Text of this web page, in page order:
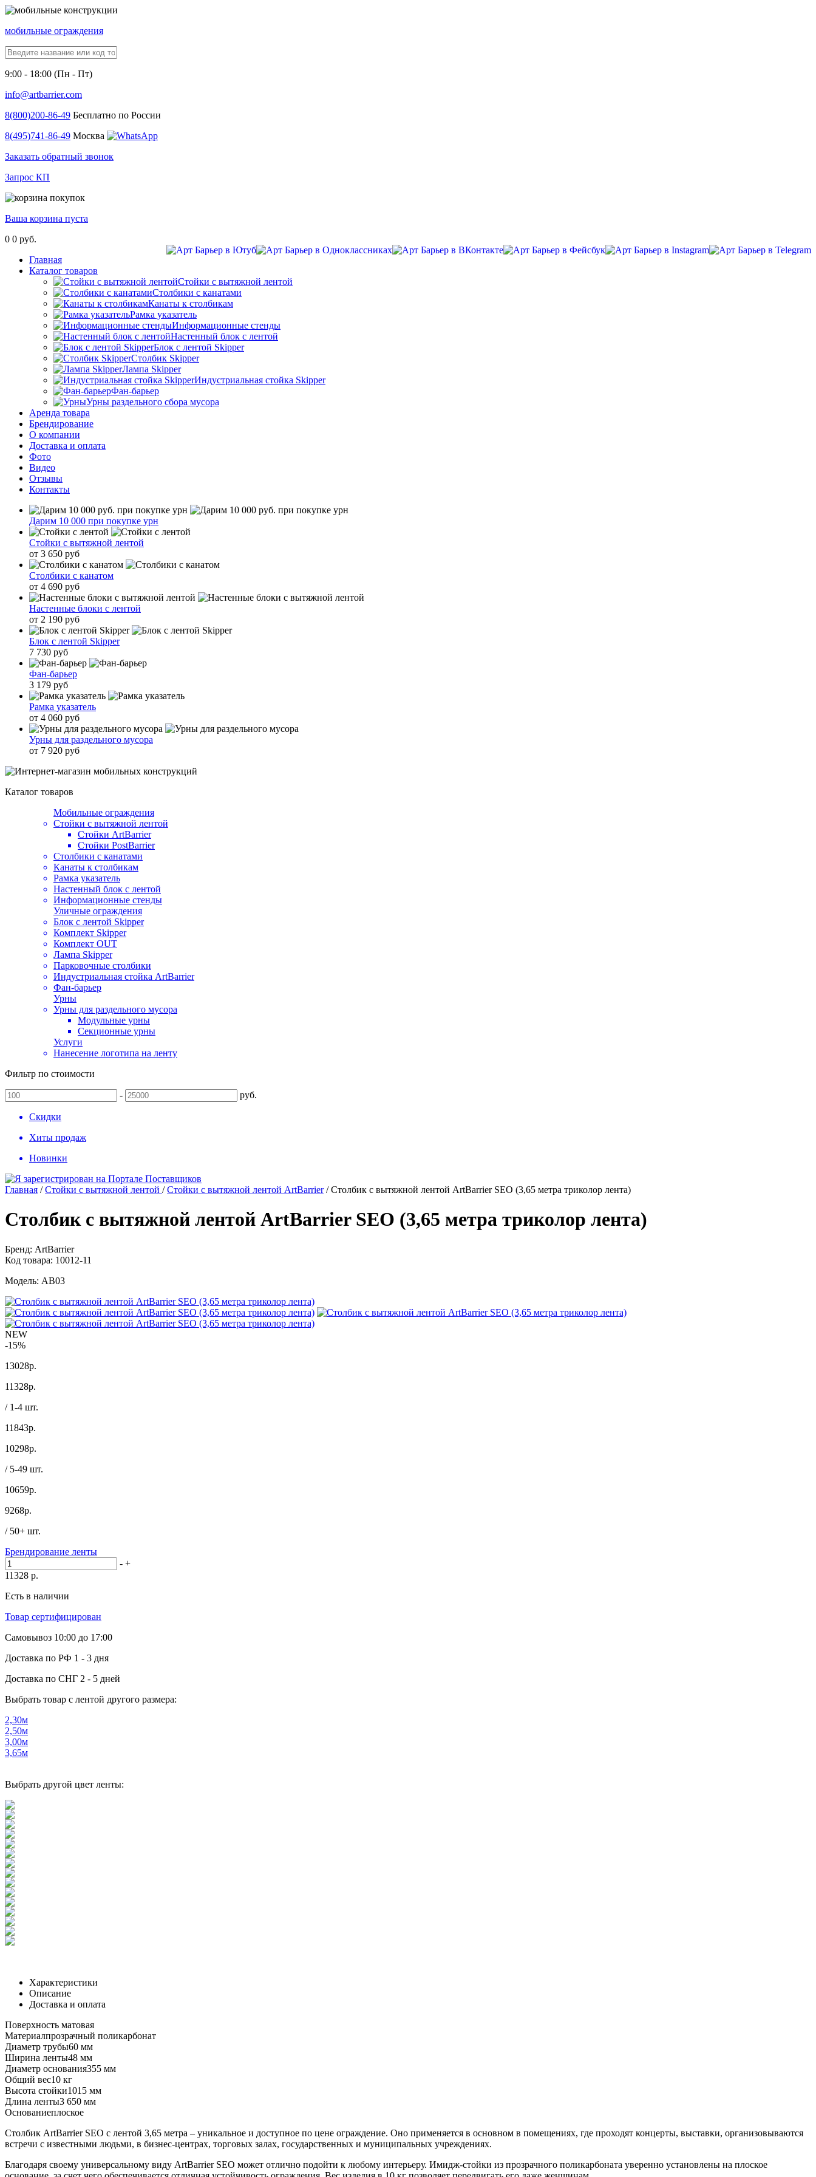
мобильные ограждения
9:00 - 18:00 (Пн - Пт)
info@artbarrier.com
8(800)200-86-49 Бесплатно по России
8(495)741-86-49 Москва
Заказать обратный звонок
Запрос КП
Ваша корзина пуста
0 0 руб.
Главная
Каталог товаров
Стойки с вытяжной лентой
Столбики с канатами
Канаты к столбикам
Рамка указатель
Информационные стенды
Настенный блок с лентой
Блок с лентой Skipper
Столбик Skipper
Лампа Skipper
Индустриальная стойка Skipper
Фан-барьер
Урны раздельного сбора мусора
Аренда товара
Брендирование
О компании
Доставка и оплата
Фото
Видео
Отзывы
Контакты
Дарим 10 000 при покупке урн
Стойки с вытяжной лентой
от 3 650 руб
Столбики с канатом
от 4 690 руб
Настенные блоки с лентой
от 2 190 руб
Блок с лентой Skipper
7 730 руб
Фан-барьер
3 179 руб
Рамка указатель
от 4 060 руб
Урны для раздельного мусора
от 7 920 руб
Каталог товаров
Мобильные ограждения
Стойки с вытяжной лентой
Стойки ArtBarrier
Стойки PostBarrier
Столбики с канатами
Канаты к столбикам
Рамка указатель
Настенный блок с лентой
Информационные стенды
Уличные ограждения
Блок с лентой Skipper
Комплект Skipper
Комплект OUT
Лампа Skipper
Парковочные столбики
Индустриальная стойка ArtBarrier
Фан-барьер
Урны
Урны для раздельного мусора
Модульные урны
Секционные урны
Услуги
Нанесение логотипа на ленту
Фильтр по стоимости
- руб.
Скидки
Хиты продаж
Новинки
Главная /Стойки с вытяжной лентой /Стойки с вытяжной лентой ArtBarrier/Столбик с вытяжной лентой ArtBarrier SEO (3,65 метра триколор лента)
Столбик с вытяжной лентой ArtBarrier SEO (3,65 метра триколор лента)
Бренд: ArtBarrier
Код товара: 10012-11
Модель: AB03
NEW
-15%
13028р.
11328р.
/ 1-4 шт.
11843р.
10298р.
/ 5-49 шт.
10659р.
9268р.
/ 50+ шт.
Брендирование ленты
- +
11328 р.
Есть в наличии
Товар сертифицирован
Самовывоз 10:00 до 17:00
Доставка по РФ 1 - 3 дня
Доставка по СНГ 2 - 5 дней
Выбрать товар с лентой другого размера:
2,30м
2,50м
3,00м
3,65м
Выбрать другой цвет ленты:
Характеристики
Описание
Доставка и оплата
Поверхность матовая
Материалпрозрачный поликарбонат
Диаметр трубы60 мм
Ширина ленты48 мм
Диаметр основания355 мм
Общий вес10 кг
Высота стойки1015 мм
Длина ленты3 650 мм
Основаниеплоское
Столбик ArtBarrier SEO с лентой 3,65 метра – уникальное и доступное по цене ограждение. Оно применяется в основном в помещениях, где проходят концерты, выставки, организовываются
встречи с известными людьми, в бизнес-центрах, торговых залах, государственных и муниципальных учреждениях.
Благодаря своему универсальному виду ArtBarrier SEO может отлично подойти к любому интерьеру. Имидж-стойки из прозрачного поликарбоната уверенно установлены на плоское